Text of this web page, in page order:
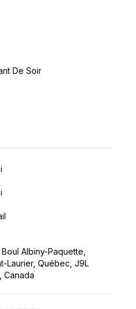
De Soir
Boul Albiny-Paquette,
Laurier, Québec, J9L
Canada